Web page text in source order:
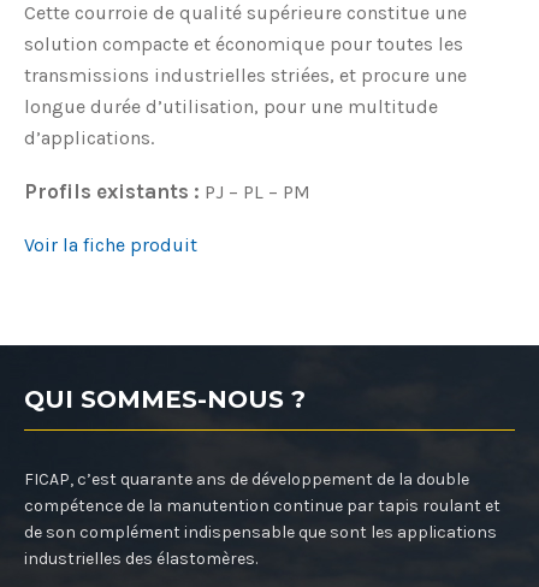
Cette courroie de qualité supérieure constitue une
solution compacte et économique pour toutes les
transmissions industrielles striées, et procure une
longue durée d’utilisation, pour une multitude
d’applications.
Profils existants : PJ – PL – PM
Voir la fiche produit
QUI SOMMES-NOUS ?
FICAP, c’est quarante ans de développement de la double
compétence de la manutention continue par tapis roulant et
de son complément indispensable que sont les applications
industrielles des élastomères.